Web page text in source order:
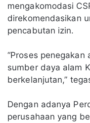
mengakomodasi
direkomendasikan
pencabutan izin.
“Proses
sumber daya alam
berkelanjutan,”
Dengan adanya
perusahaan yang